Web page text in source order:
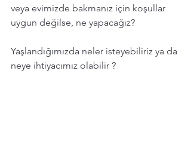
veya evimizde bakmanız için koşullar
uygun değilse, ne yapacağız?
Yaşlandığımızda neler isteyebiliriz ya da
neye ihtiyacımız olabilir ?